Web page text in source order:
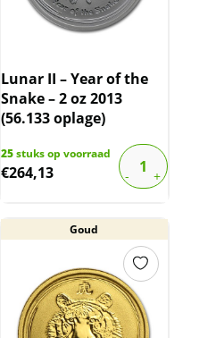
Lunar II – Year of the
Snake – 2 oz 2013
(56.133 oplage)
25stuks op voorraad
€264,13
Goud